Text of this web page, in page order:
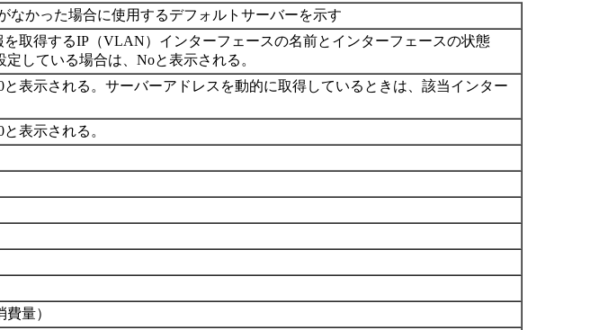
かった場合に使用するデフォルトサーバーを示す
取得するIP（VLAN）インターフェースの名前とインターフェースの状態
している場合は、Noと表示される。
表示される。サーバーアドレスを動的に取得しているときは、該当インター
表示される。
量）